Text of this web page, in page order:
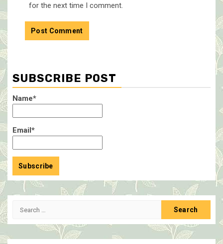
for the next time I comment.
SUBSCRIBE POST
Name*
Email*
Search